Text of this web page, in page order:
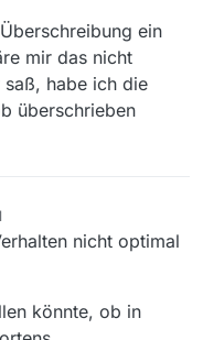
ein
mir das nicht
saß, habe ich die
überschrieben
nicht optimal
könnte, ob in